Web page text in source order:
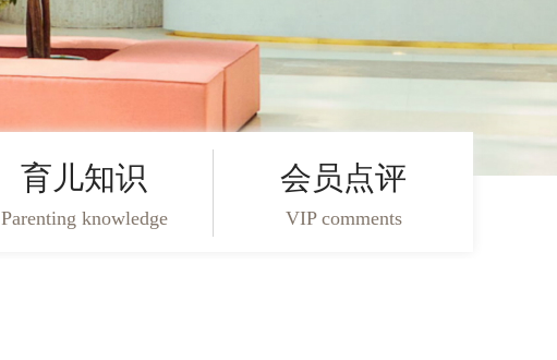
育儿知识
Parenting knowledge
会员点评
VIP comments